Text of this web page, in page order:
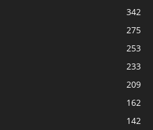
342
275
253
233
209
162
142